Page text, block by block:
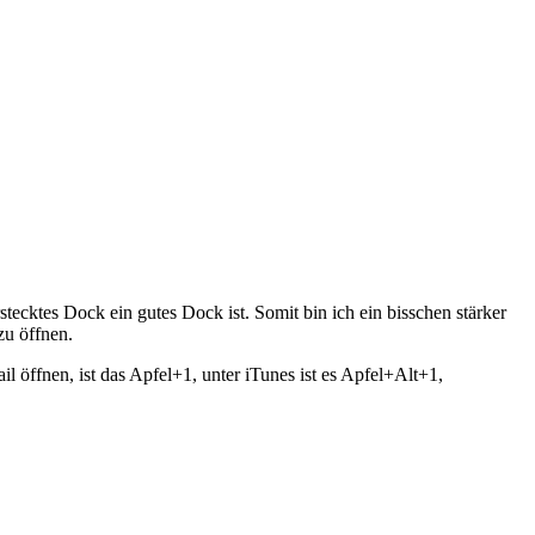
Dock ein gutes Dock ist. Somit bin ich ein bisschen stärker
öffnen.
öffnen, ist das Apfel+1, unter iTunes ist es Apfel+Alt+1,